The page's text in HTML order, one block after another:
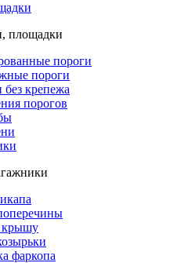
площадки
пороги
пороги
крепежа
порогов
крышу
фаркопа